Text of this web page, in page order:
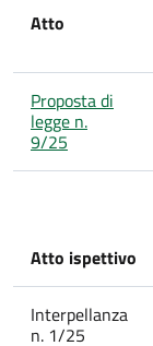
Atto
Proposta di
legge n.
9/25
Atto ispettivo
Interpellanza
n. 1/25